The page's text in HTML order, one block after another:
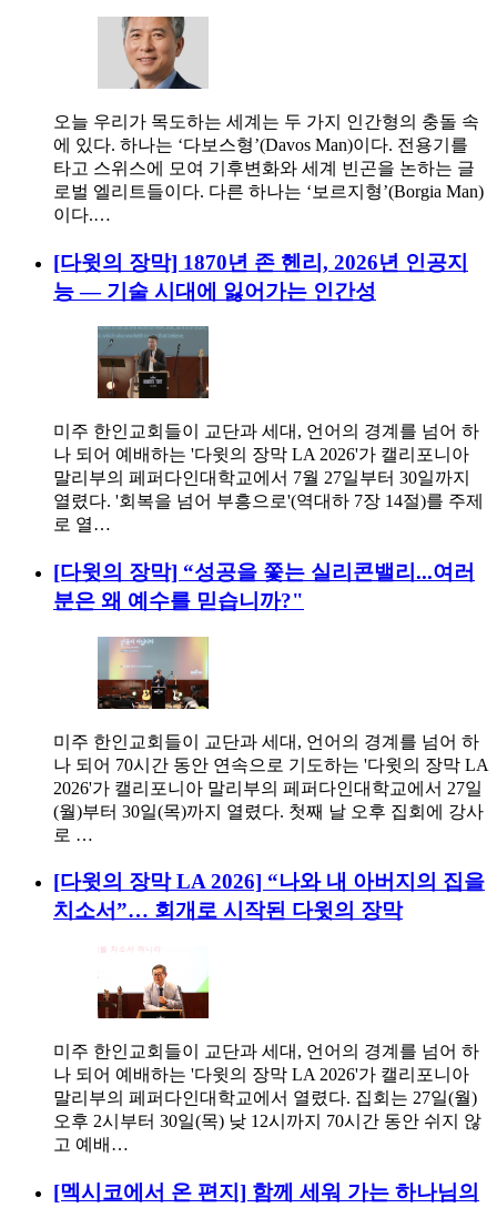
오늘 우리가 목도하는 세계는 두 가지 인간형의 충돌 속
에 있다. 하나는 ‘다보스형’(Davos Man)이다. 전용기를
타고 스위스에 모여 기후변화와 세계 빈곤을 논하는 글
로벌 엘리트들이다. 다른 하나는 ‘보르지형’(Borgia Man)
이다.…
[다윗의 장막] 1870년 존 헨리, 2026년 인공지
능 — 기술 시대에 잃어가는 인간성
미주 한인교회들이 교단과 세대, 언어의 경계를 넘어 하
나 되어 예배하는 '다윗의 장막 LA 2026'가 캘리포니아
말리부의 페퍼다인대학교에서 7월 27일부터 30일까지
열렸다. '회복을 넘어 부흥으로'(역대하 7장 14절)를 주제
로 열…
[다윗의 장막] “성공을 쫓는 실리콘밸리...여러
분은 왜 예수를 믿습니까?"
미주 한인교회들이 교단과 세대, 언어의 경계를 넘어 하
나 되어 70시간 동안 연속으로 기도하는 '다윗의 장막 LA
2026'가 캘리포니아 말리부의 페퍼다인대학교에서 27일
(월)부터 30일(목)까지 열렸다. 첫째 날 오후 집회에 강사
로 …
[다윗의 장막 LA 2026] “나와 내 아버지의 집을
치소서”… 회개로 시작된 다윗의 장막
미주 한인교회들이 교단과 세대, 언어의 경계를 넘어 하
나 되어 예배하는 '다윗의 장막 LA 2026'가 캘리포니아
말리부의 페퍼다인대학교에서 열렸다. 집회는 27일(월)
오후 2시부터 30일(목) 낮 12시까지 70시간 동안 쉬지 않
고 예배…
[멕시코에서 온 편지] 함께 세워 가는 하나님의